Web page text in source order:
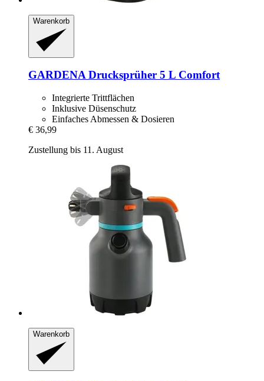
Warenkorb
GARDENADrucksprüher 5 L Comfort
Integrierte Trittflächen
Inklusive Düsenschutz
Einfaches Abmessen & Dosieren
€ 36,99
Zustellung bis 11. August
Warenkorb